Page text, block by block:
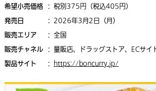
希望小売価格 ： 税別375円（税込405円）
発売日 ： 2026年3月2日（月）
販売エリア ： 全国
販売チャネル ： 量販店、ドラッグストア、ECサイ
製品サイト ： https://boncurry.jp/